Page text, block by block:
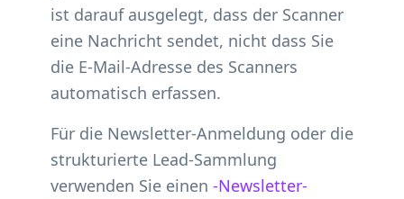
ist darauf ausgelegt, dass der Scanner
eine Nachricht sendet, nicht dass Sie
die E-Mail-Adresse des Scanners
automatisch erfassen.
Für die Newsletter-Anmeldung oder die
strukturierte Lead-Sammlung
verwenden Sie einen -Newsletter-